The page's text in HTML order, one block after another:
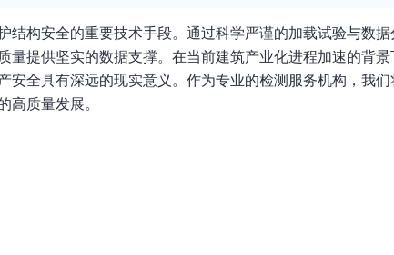
结构安全的重要技术手段。通过科学严谨的加载试验与数
量提供坚实的数据支撑。在当前建筑产业化进程加速的背
安全具有深远的现实意义。作为专业的检测服务机构，我
高质量发展。